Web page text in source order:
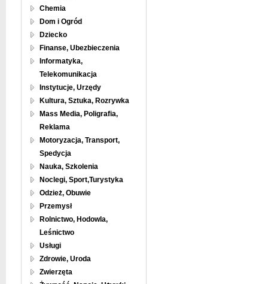
Chemia
Dom i Ogród
Dziecko
Finanse, Ubezbieczenia
Informatyka,
Telekomunikacja
Instytucje, Urzędy
Kultura, Sztuka, Rozrywka
Mass Media, Poligrafia,
Reklama
Motoryzacja, Transport,
Spedycja
Nauka, Szkolenia
Noclegi, Sport,Turystyka
Odzież, Obuwie
Przemysł
Rolnictwo, Hodowla,
Leśnictwo
Usługi
Zdrowie, Uroda
Zwierzęta